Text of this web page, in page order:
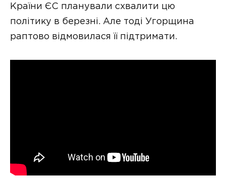
Країни ЄС планували схвалити цю
політику в березні. Але тоді Угорщина
раптово відмовилася її підтримати.